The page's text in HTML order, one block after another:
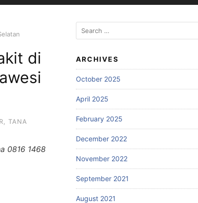
di
TANA
0816 1468
Search
for:
ARCHIVES
October 2025
April 2025
February 2025
December 2022
November 2022
September 2021
August 2021